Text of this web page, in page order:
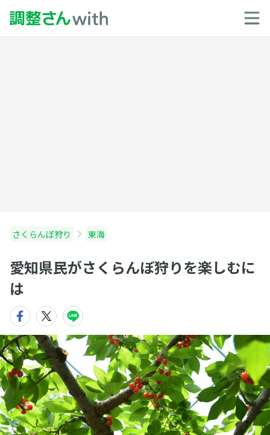
さくらんぼ狩り 東海
愛知県民がさくらんぼ狩りを楽しむに
は